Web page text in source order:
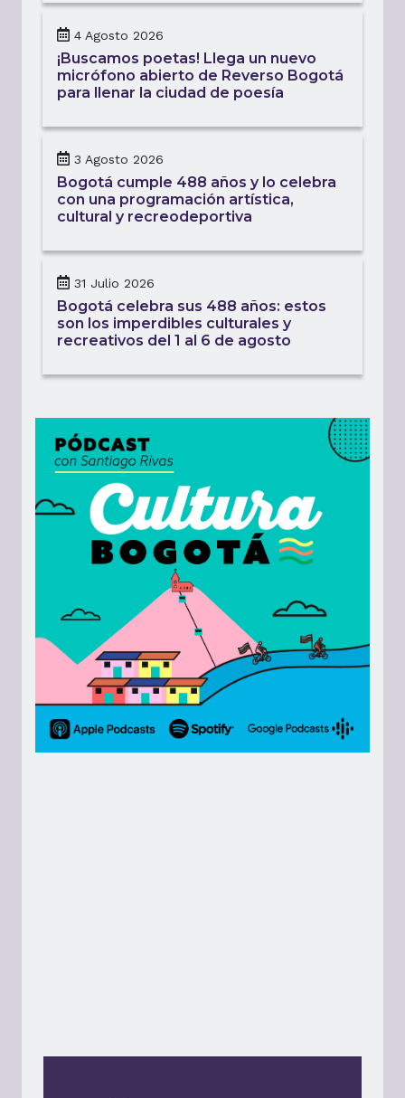
4 Agosto 2026
¡Buscamos poetas! Llega un nuevo
micrófono abierto de Reverso Bogotá
para llenar la ciudad de poesía
3 Agosto 2026
Bogotá cumple 488 años y lo celebra
con una programación artística,
cultural y recreodeportiva
31 Julio 2026
Bogotá celebra sus 488 años: estos
son los imperdibles culturales y
recreativos del 1 al 6 de agosto